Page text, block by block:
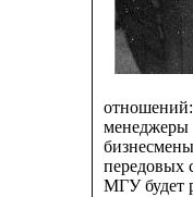
отношений:
менеджеры
передовых
МГУ будет